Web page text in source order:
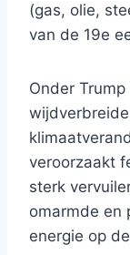
(gas, olie,
van de 19e
Onder
veroorzaakt
sterk
omarmde en
energie op